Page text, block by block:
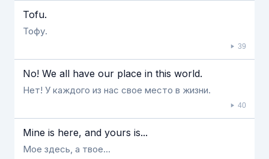
Tofu.
Тофу.
39
No! We all have our place in this world.
Нет! У каждого из нас свое место в жизни.
40
Mine is here, and yours is...
Мое здесь, а твое...